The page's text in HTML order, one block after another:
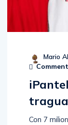
Mario
Con 7